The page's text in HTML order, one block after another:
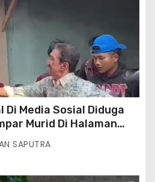
Di Media Sosial Diduga
Murid Di Halaman
SAPUTRA